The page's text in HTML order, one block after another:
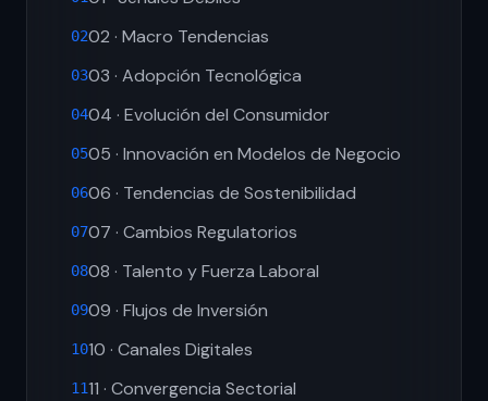
0202 · Macro Tendencias
0303 · Adopción Tecnológica
0404 · Evolución del Consumidor
0505 · Innovación en Modelos de Negocio
0606 · Tendencias de Sostenibilidad
0707 · Cambios Regulatorios
0808 · Talento y Fuerza Laboral
0909 · Flujos de Inversión
1010 · Canales Digitales
1111 · Convergencia Sectorial